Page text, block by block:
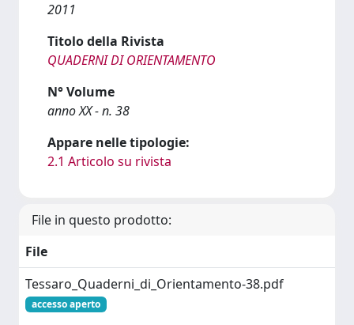
2011
Titolo della Rivista
QUADERNI DI ORIENTAMENTO
N° Volume
anno XX - n. 38
Appare nelle tipologie:
2.1 Articolo su rivista
File in questo prodotto:
File
Tessaro_Quaderni_di_Orientamento-38.pdf
accesso aperto